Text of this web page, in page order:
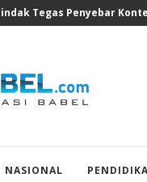
dan Narkotika di
NASIONAL